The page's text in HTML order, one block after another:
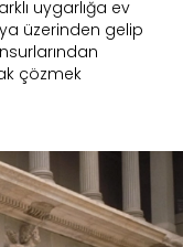
uygarlığa ev
üzerinden gelip
çözmek